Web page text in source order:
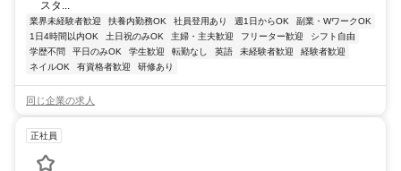
スタ...
業界未経験者歓迎 扶養内勤務OK 社員登用あり 週1日からOK
副業・WワークOK
1日4時間以内OK
土日祝のみOK 主婦・主夫歓迎 フリーター歓迎
シフト自由
学歴不問
平日のみOK 学生歓迎 転勤なし 英語 未経験者歓迎
経験者歓迎
ネイルOK
有資格者歓迎 研修あり
同じ企業の求人
正社員